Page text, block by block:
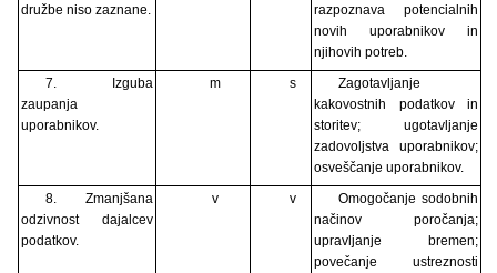
družbe niso zaznane.
razpoznava potencialnih
novih uporabnikov in
njihovih potreb.
7. Izguba
zaupanja
uporabnikov.
m s
Zagotavljanje
kakovostnih podatkov in
storitev; ugotavljanje
zadovoljstva uporabnikov;
osveščanje uporabnikov.
8. Zmanjšana
odzivnost dajalcev
podatkov.
v v
Omogočanje sodobnih
načinov poročanja;
upravljanje bremen;
povečanje ustreznosti